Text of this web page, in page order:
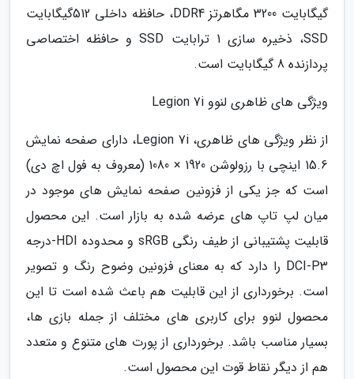
گیگابایت 3200 مگاهرتز DDR4، حافظه داخلی 512گیگابایت
SSD، ذخیره سازی 1 ترابایت SSD و حافظه اختصاصی
پردازنده 8 گیگابایت است.
ویژگی های ظاهری لنوو Legion 7i
از نظر ویژگی های ظاهری، Legion 7i، دارای صفحه نمایش
15.6 اینچی با رزولوشن 1920 × 1080 (معروف به فول اچ دی)
است که جز یکی از فزونین صفحه نمایش های موجود در
میان لپ تاپ های عرضه شده به بازار است. این محصول
قابلیت پشتیبانی از طیف رنگی sRGB و محدوده HDI-درجه
DCI-P3 را دارد که به معنای فزونین وضوح رنگ و تصویر
است. برخورداری از این قابلیت هم باعث شده است تا این
محصول لنوو برای کاربری های مختلف از جمله بازی ها،
بسیار مناسب باشد. برخورداری از پورت های متنوع و متعدد
هم از دیگر نقاط قوت این محصول است.